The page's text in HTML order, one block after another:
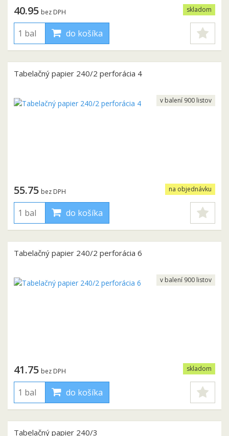
skladom
40.95 bez DPH
do košíka
Tabelačný papier 240/2 perforácia 4
na objednávku
55.75 bez DPH
do košíka
v balení 900 listov
Tabelačný papier 240/2 perforácia 6
skladom
41.75 bez DPH
do košíka
v balení 900 listov
Tabelačný papier 240/3